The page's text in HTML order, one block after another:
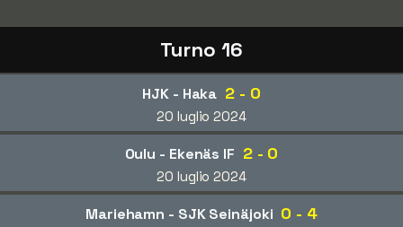
Turno 16
HJK - Haka 2 - 0
20 luglio 2024
Oulu - Ekenäs IF 2 - 0
20 luglio 2024
Mariehamn - SJK Seinäjoki 0 - 4